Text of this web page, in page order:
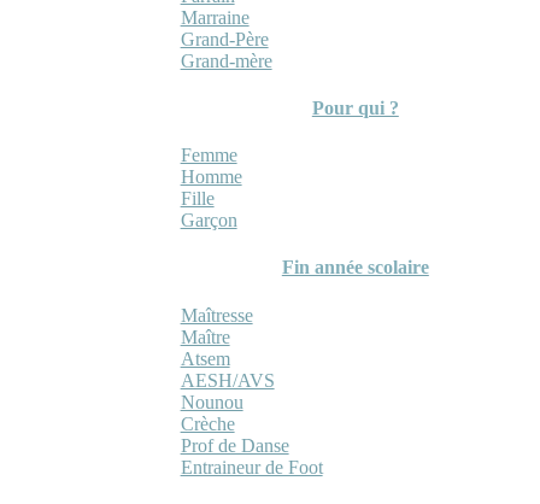
Marraine
Grand-Père
Grand-mère
Pour qui ?
Femme
Homme
Fille
Garçon
Fin année scolaire
Maîtresse
Maître
Atsem
AESH/AVS
Nounou
Crèche
Prof de Danse
Entraineur de Foot